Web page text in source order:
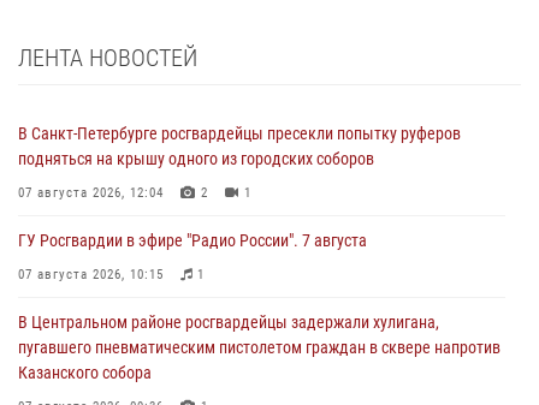
ЛЕНТА НОВОСТЕЙ
В Санкт-Петербурге росгвардейцы пресекли попытку руферов
подняться на крышу одного из городских соборов
07 августа 2026, 12:04 2 1
ГУ Росгвардии в эфире "Радио России". 7 августа
07 августа 2026, 10:15 1
В Центральном районе росгвардейцы задержали хулигана,
пугавшего пневматическим пистолетом граждан в сквере напротив
Казанского собора